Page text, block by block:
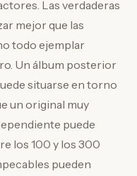
Las verdaderas
mejor que las
todo ejemplar
Un álbum posterior
situarse en torno
un original muy
puede
los 100 y los 300
pueden